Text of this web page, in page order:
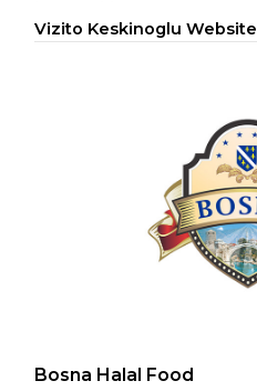
Vizito Keskinoglu Website
Bosna Halal Food